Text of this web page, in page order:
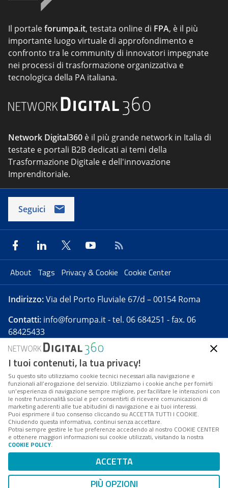
Il portaleforumpa.it, testata online di FPA, è il più
importante luogo virtuale di approfondimento e
confronto tra le community di innovatori impegnate
nei processi di trasformazione organizzativa e
tecnologica della PA italiana.
Network Digital360 è il più grande network in Italia di
testate e portali B2B dedicati ai temi della
Trasformazione Digitale e dell'innovazione
Imprenditoriale.
Seguici
About Tags Privacy & Cookie Cookie Center
Indirizzo:Via del Porto Fluviale 67/d – 00154 Roma
Contatti: info@forumpa.it- tel. 06 684251 - fax. 06
68425433
Forumpa.itè una pubblicazione telematica iscritta
presso Registro della stampa del Tribunale di Roma -
Reg. n. 182 del 2 maggio 2008 - Direttore resp. Michela
Stentella
FPA s.r.l. è società soggetta a Direzione e
Coordinamento da parte di Digital360 S.p.A. - FPA s.r.l.
è un'azienda certificata per il sistema di management
Codice Fiscale/Partita IVA n. 10693191008 - R.E.A. Roma
n. 1249791. ISP AWS
Mappa del sito
I tuoi contenuti, la tua privacy!
Su questo sito utilizziamo cookie tecnici necessari alla navigazione e
funzionali all’erogazione del servizio. Utilizziamo i cookie anche per fornirti
un’esperienza di navigazione sempre migliore, per facilitare le interazioni con
le nostre funzionalità social e per consentirti di ricevere comunicazioni di
marketing aderenti alle tue abitudini di navigazione e ai tuoi interessi.
Puoi esprimere il tuo consenso cliccando su ACCETTA TUTTI I COOKIE.
Chiudendo questa informativa, continui senza accettare.
Potrai sempre gestire le tue preferenze accedendo al nostro COOKIE CENTER
e ottenere maggiori informazioni sui cookie utilizzati, visitando la nostra
COOKIE POLICY.
ACCETTA
PIÙ OPZIONI